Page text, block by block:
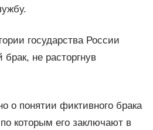
государства России
брак, не расторгнув
о понятии фиктивного брака
которым его заключают в